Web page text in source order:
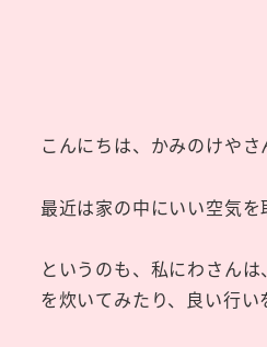
こんにちは、かみのけやさ
最近は家の中にいい空気を
というのも、私にわさん
を炊いてみたり、良い行い